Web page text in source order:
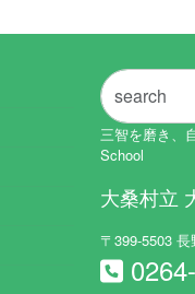
三智を磨き、
School
大桑村立
〒399-5503